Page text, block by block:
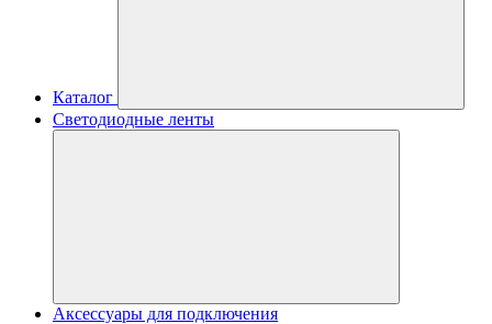
Каталог
Светодиодные ленты
Аксессуары для подключения